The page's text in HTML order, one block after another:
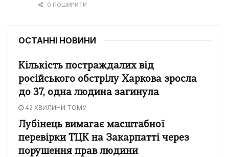
0 ПОШИРИТИ
ОСТАННІ НОВИНИ
Кількість постраждалих від
російського обстрілу Харкова зросла
до 37, одна людина загинула
42 ХВИЛИНИ ТОМУ
Лубінець вимагає масштабної
перевірки ТЦК на Закарпатті через
порушення прав людини